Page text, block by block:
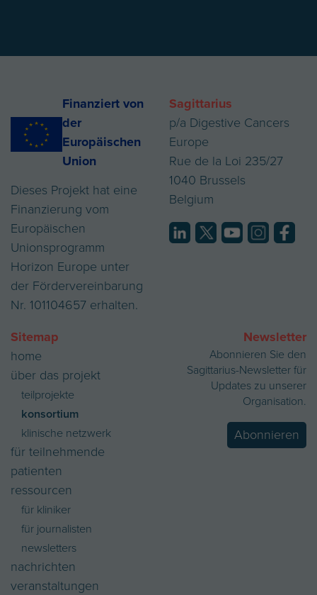
Finanziert von
der
Europäischen
Union
Dieses Projekt hat eine
Finanzierung vom
Europäischen
Unionsprogramm
Horizon Europe unter
der Fördervereinbarung
Nr. 101104657 erhalten.
Sagittarius
p/a Digestive Cancers
Europe
Rue de la Loi 235/27
1040 Brussels
Belgium
Sitemap
home
über das projekt
teilprojekte
konsortium
klinische netzwerk
für teilnehmende
patienten
ressourcen
für kliniker
für journalisten
newsletters
nachrichten
veranstaltungen
Newsletter
Abonnieren Sie den
Sagittarius-Newsletter für
Updates zu unserer
Organisation.
Abonnieren